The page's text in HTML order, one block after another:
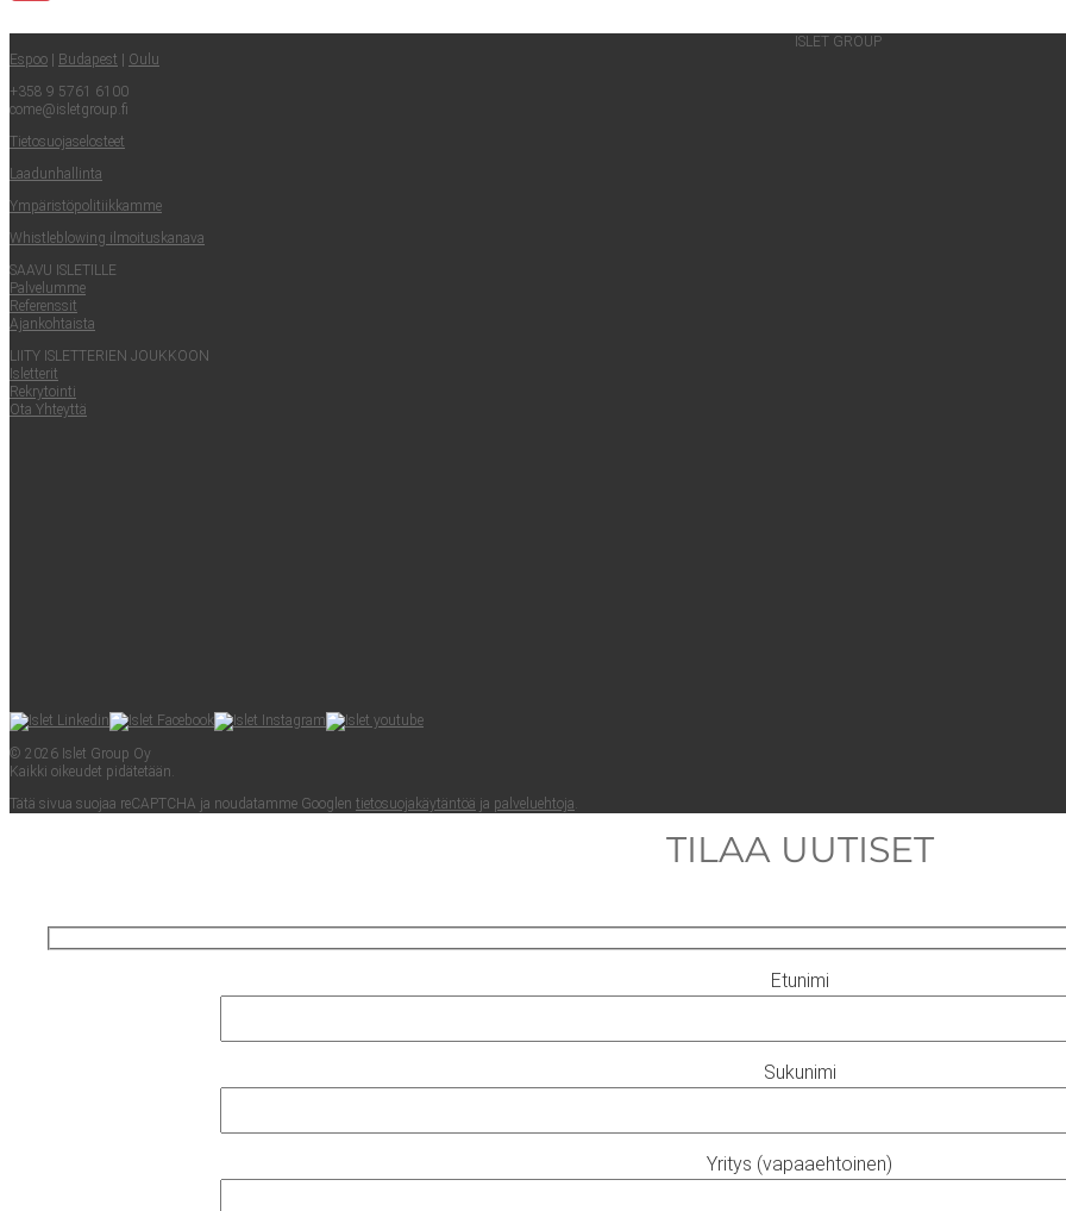
ISLET GROUP
Espoo
Buda­pest
Oulu
+358 9 5761 6100
come@​isletgroup.​fi
Tie­to­suo­ja­se­los­teet
Laa­dun­hal­lin­ta
Ympä­ris­tö­po­li­tiik­kam­me
Whist­le­blowing ilmoituskanava
SAA­VU ISLETILLE
Pal­ve­lum­me
Refe­rens­sit
Ajan­koh­tais­ta
LII­TY ISLET­TE­RIEN JOUKKOON
Islet­te­rit
Rek­ry­toin­ti
Ota Yhteyt­tä
© 2026 Islet Group Oy
Kaik­ki oikeu­det pidätetään.
Tätä sivua suo­jaa reCAPTC­HA ja nou­da­tam­me Googlen tie­to­suo­ja­käy­tän­töä ja pal­ve­lueh­to­ja.
TILAA UUTISET
Etunimi
Sukunimi
Yritys (vapaaehtoinen)